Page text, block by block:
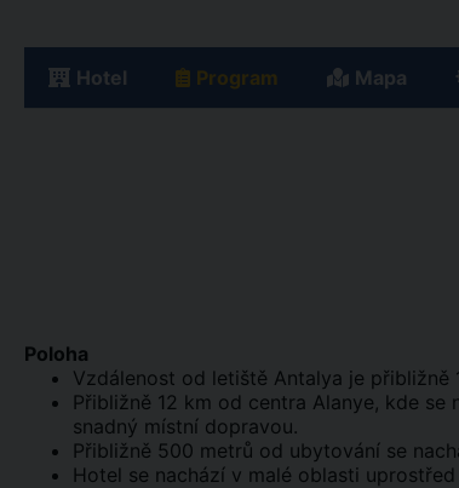
Hotel Program Mapa
Poloha
Vzdálenost od letiště Antalya je přibližně
Přibližně 12 km od centra Alanye, kde
snadný místní dopravou.
Přibližně 500 metrů od ubytování se
Hotel se nachází v malé oblasti